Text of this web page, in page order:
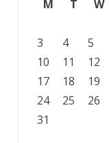
M
T W
3
4 5
10
11 12
17
18 19
24
25 26
31